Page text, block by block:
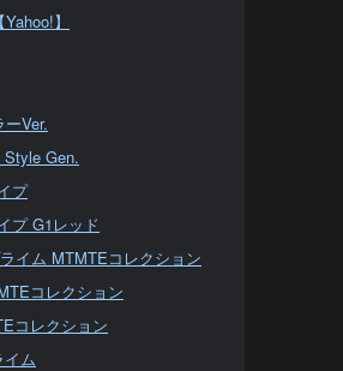
】
Ver.
Style Gen.
プ
プ G1レッド
イム MTMTEコレクション
コレクション
コレクション
イム